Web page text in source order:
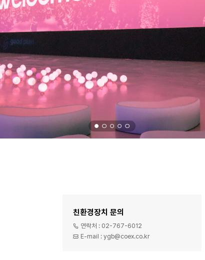
친환경장치 문의
연락처 : 02-767-6012
E-mail :ygb@coex.co.kr